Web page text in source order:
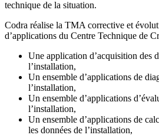
technique de la situation.
Codra réalise la TMA corrective et
d’applications du Centre Technique de
Une application d’acquisition des
l’installation,
Un ensemble d’applications de
l’installation,
Un ensemble d’applications
l’installation,
Un ensemble d’applications de
les données de l’installation,